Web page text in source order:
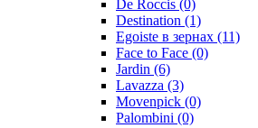
De Roccis (0)
Destination (1)
Egoiste в зернах (11)
Face to Face (0)
Jardin (6)
Lavazza (3)
Movenpick (0)
Palombini (0)